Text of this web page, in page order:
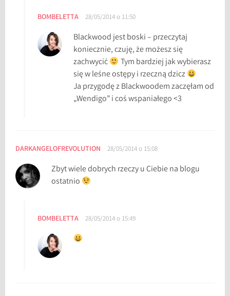
BOMBELETTA 28/05/2014 o 11:50
Blackwood jest boski – przeczytaj
koniecznie, czuję, że możesz się
zachwycić
Tym bardziej jak wybierasz
się w leśne ostępy i rzeczną dzicz
Ja przygodę z Blackwoodem zaczęłam od
„Wendigo” i coś wspaniałego <3
DARKANGELOFREVOLUTION 28/05/2014 o 15:08
Zbyt wiele dobrych rzeczy u Ciebie na blogu
ostatnio
BOMBELETTA 28/05/2014 o 15:49